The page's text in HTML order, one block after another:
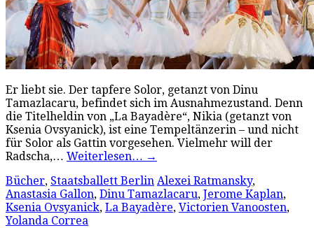
Er liebt sie. Der tapfere Solor, getanzt von Dinu
Tamazlacaru, befindet sich im Ausnahmezustand. Denn
die Titelheldin von „La Bayadère“, Nikia (getanzt von
Ksenia Ovsyanick), ist eine Tempeltänzerin – und nicht
für Solor als Gattin vorgesehen. Vielmehr will der
Radscha,… Weiterlesen… →
Bücher, Staatsballett Berlin Alexei Ratmansky,
Anastasia Gallon, Dinu Tamazlacaru, Jerome Kaplan,
Ksenia Ovsyanick, La Bayadère, Victorien Vanoosten,
Yolanda Correa